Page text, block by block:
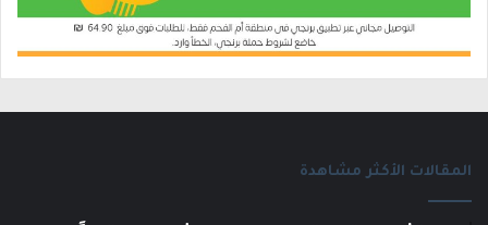
المقالات الأكثر مشاهدة